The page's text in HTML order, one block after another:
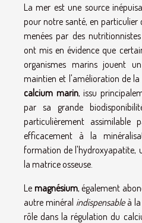
La mer est une source
pour notre santé, en particulier
menées par des
ont mis en évidence que
organismes marins jouent
maintien et l'amélioration de la
calcium marin, issu
par sa grande
particulièrement assimilable
efficacement à la
formation de l'hydroxyapatite,
la matrice osseuse.
Le magnésium, également
autre minéral indispensableà la
rôle dans la régulation du